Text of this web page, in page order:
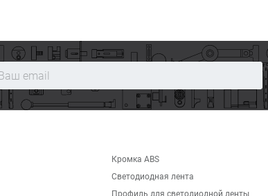
Кромка ABS
Светодиодная лента
Профиль для светодиодной ленты